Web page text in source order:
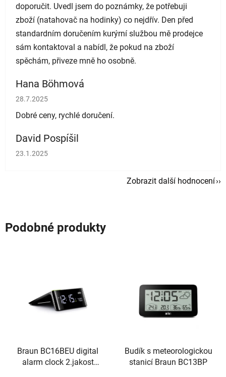
doporučit. Uvedl jsem do poznámky, že potřebuji
zboží (natahovač na hodinky) co nejdřív. Den před
standardním doručením kurýrní službou mě prodejce
sám kontaktoval a nabídl, že pokud na zboží
spěchám, přiveze mně ho osobně.
Hana Böhmová
Hodnocení obchodu je 5 z 5 hvězdiček.
28.7.2025
Dobré ceny, rychlé doručení.
David Pospíšil
Hodnocení obchodu je 5 z 5 hvězdiček.
23.1.2025
Zobrazit další hodnocení
Podobné produkty
Braun BC16BEU digital
alarm clock 2.jakost
Budík s meteorologickou
stanicí Braun BC13BP